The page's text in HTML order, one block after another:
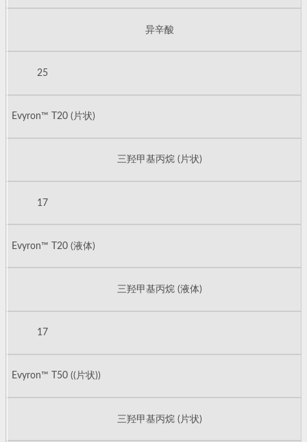
异辛酸
25
Evyron™ T20 (片状)
三羟甲基丙烷 (片状)
17
Evyron™ T20 (液体)
三羟甲基丙烷 (液体)
17
Evyron™ T50 ((片状))
三羟甲基丙烷 (片状)